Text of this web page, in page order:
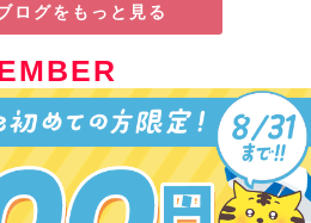
ログをもっと見る